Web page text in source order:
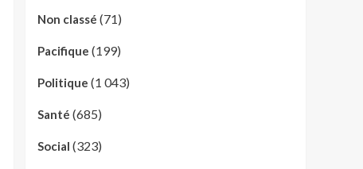
Non classé (71)
Pacifique (199)
Politique (1 043)
Santé (685)
Social (323)